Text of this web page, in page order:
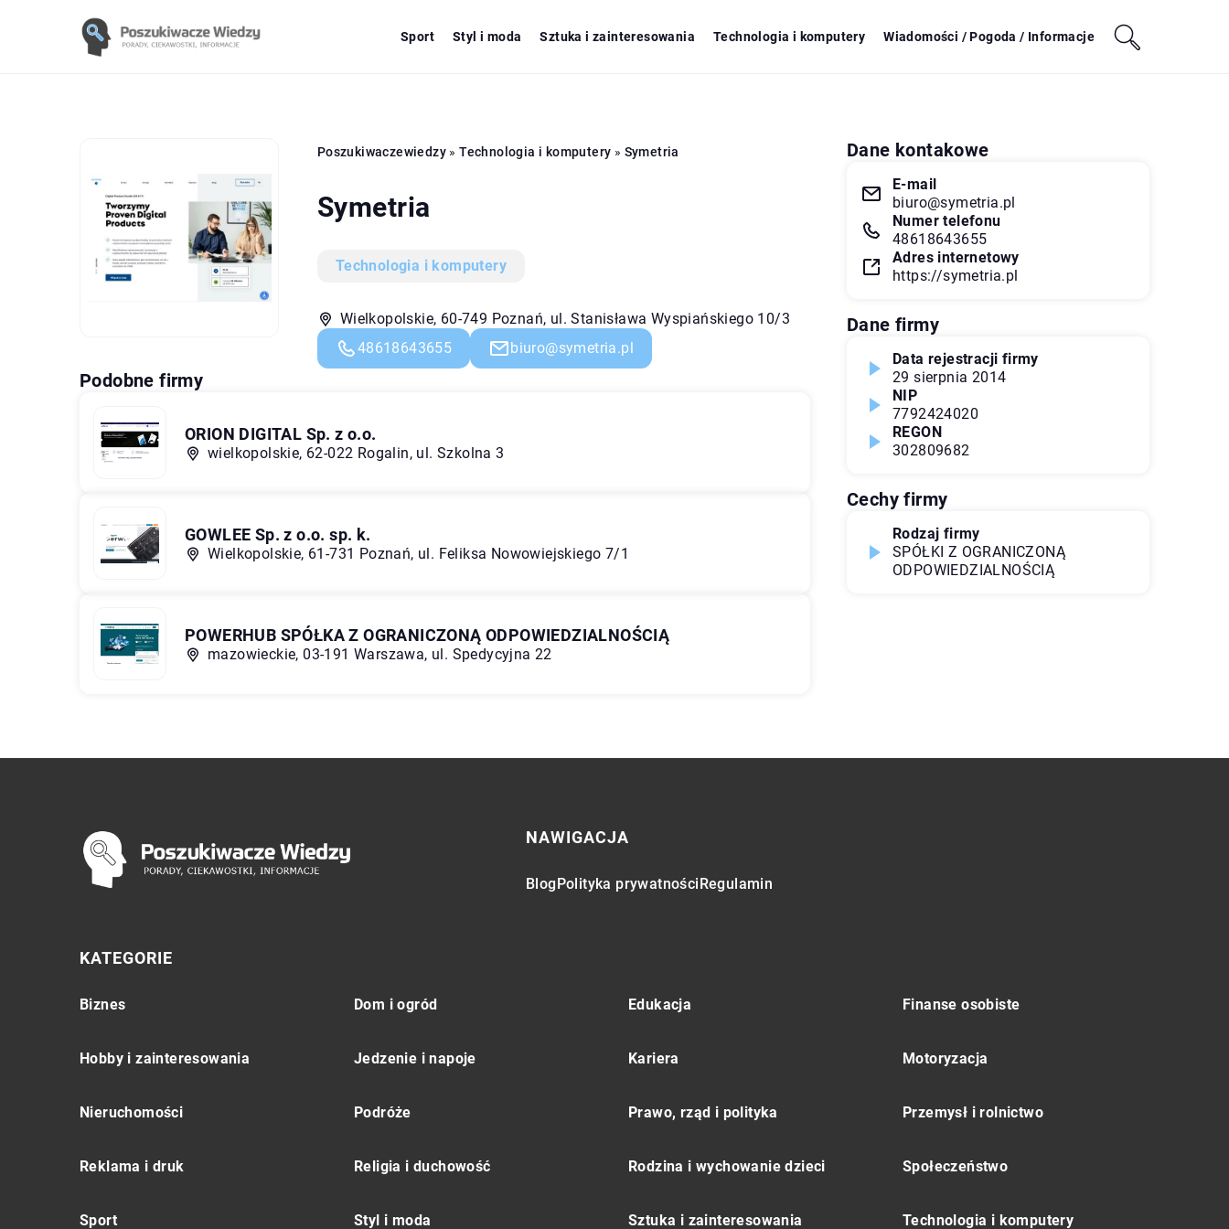
Sport Styl i moda Sztuka i zainteresowania Technologia i komputery Wiadomości / Pogoda / Informacje
Poszukiwaczewiedzy»Technologia i komputery » Symetria
Symetria
Technologia i komputery
Wielkopolskie, 60-749 Poznań, ul. Stanisława Wyspiańskiego 10/3
48618643655
biuro@symetria.pl
Podobne firmy
ORION DIGITAL Sp. z o.o.
wielkopolskie, 62-022 Rogalin, ul. Szkolna 3
GOWLEE Sp. z o.o. sp. k.
Wielkopolskie, 61-731 Poznań, ul. Feliksa Nowowiejskiego 7/1
POWERHUB SPÓŁKA Z OGRANICZONĄ ODPOWIEDZIALNOŚCIĄ
mazowieckie, 03-191 Warszawa, ul. Spedycyjna 22
Dane kontakowe
E-mail
biuro@symetria.pl
Numer telefonu
48618643655
Adres internetowy
https://symetria.pl
Dane firmy
Data rejestracji firmy
29 sierpnia 2014
NIP
7792424020
REGON
302809682
Cechy firmy
Rodzaj firmy
SPÓŁKI Z OGRANICZONĄ
ODPOWIEDZIALNOŚCIĄ
NAWIGACJA
BlogPolityka prywatnościRegulamin
KATEGORIE
Biznes Dom i ogród Edukacja Finanse osobiste
Hobby i zainteresowania Jedzenie i napoje Kariera Motoryzacja
Nieruchomości Podróże Prawo, rząd i polityka Przemysł i rolnictwo
Reklama i druk Religia i duchowość Rodzina i wychowanie dzieci Społeczeństwo
Sport Styl i moda Sztuka i zainteresowania Technologia i komputery